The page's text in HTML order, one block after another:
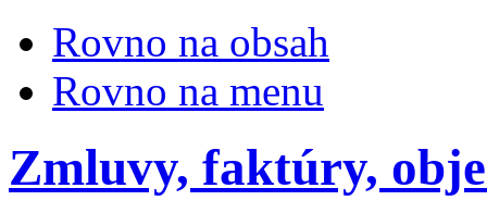
Rovno na obsah
Rovno na menu
Zmluvy, faktúry,